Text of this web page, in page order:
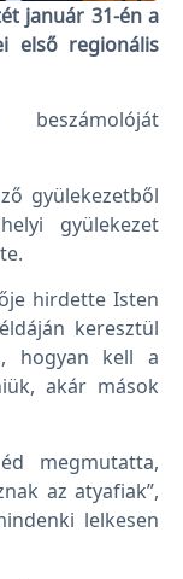
január 31-én a
első regionális
gyülekezetből
gyülekezet
hirdette Isten
keresztül
hogyan kell a
akár mások
megmutatta,
az atyafiak”,
lelkesen